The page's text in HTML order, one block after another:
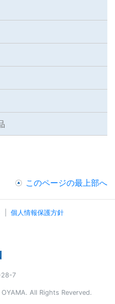
このページの最上部へ
個人情報保護方針
28-7
All Rights Reverved.